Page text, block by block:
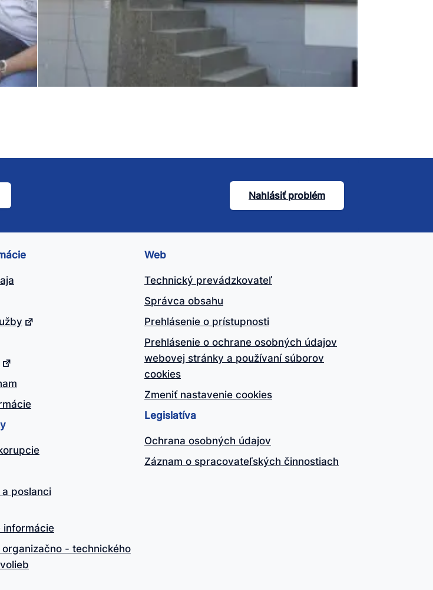
Nahlásiť problém
poslanci
informácie
- technického
Web
Technický prevádzkovateľ
Správca obsahu
Prehlásenie o prístupnosti
Prehlásenie o ochrane osobných údajov
webovej stránky a používaní súborov
cookies
Zmeniť nastavenie cookies
Legislatíva
Ochrana osobných údajov
Záznam o spracovateľských činnostiach